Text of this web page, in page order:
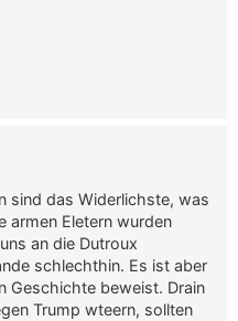
sind das Widerlichste, was
armen Eletern wurden
an die Dutroux
schlechthin. Es ist aber
Geschichte beweist. Drain
Trump wteern, sollten